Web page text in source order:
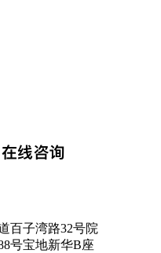
百子湾路32号院
号宝地新华B座